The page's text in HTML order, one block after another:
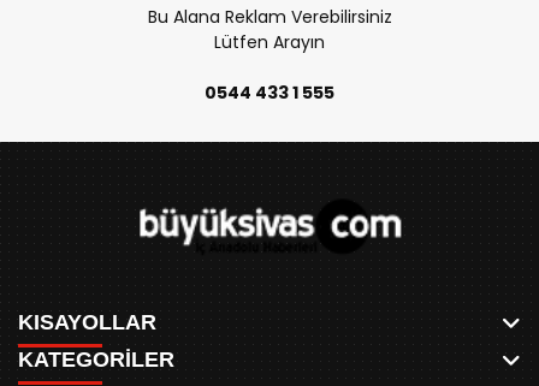
Bu Alana Reklam Verebilirsiniz
Lütfen Arayın
0544 433 1 555
KISAYOLLAR
KATEGORİLER